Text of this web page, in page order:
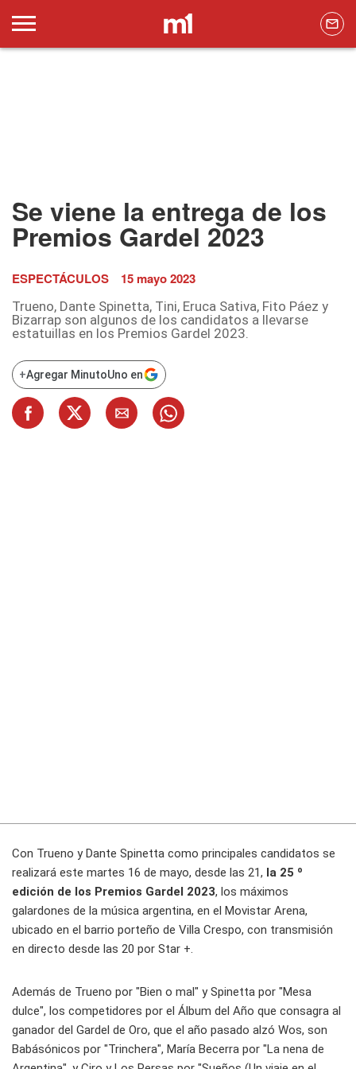
Se viene la entrega de los
Premios Gardel 2023
ESPECTÁCULOS 15 mayo 2023
Trueno, Dante Spinetta, Tini, Eruca Sativa, Fito Páez y
Bizarrap son algunos de los candidatos a llevarse
estatuillas en los Premios Gardel 2023.
+Agregar MinutoUno en
Con Trueno y Dante Spinetta como principales candidatos se
realizará este martes 16 de mayo, desde las 21, la 25 º
edición de los Premios Gardel 2023, los máximos
galardones de la música argentina, en el Movistar Arena,
ubicado en el barrio porteño de Villa Crespo, con transmisión
en directo desde las 20 por Star +.
Además de Trueno por "Bien o mal" y Spinetta por "Mesa
dulce", los competidores por el Álbum del Año que consagra al
ganador del Gardel de Oro, que el año pasado alzó Wos, son
Babásónicos por "Trinchera", María Becerra por "La nena de